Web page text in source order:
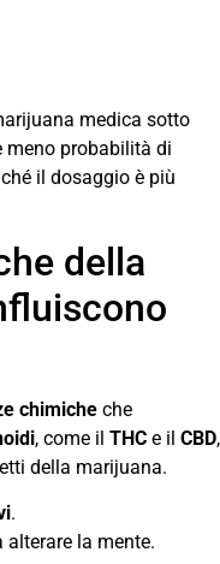
medica sotto
meno probabilità di
il dosaggio è più
della
chimiche che
, come il THC e il CBD,
della marijuana.
.
la mente.